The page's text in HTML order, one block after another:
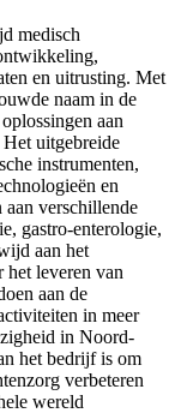
medisch
en uitrusting. Met
naam in de
aan
uitgebreide
instrumenten,
en
aan verschillende
gastro-enterologie,
aan het
het leveren van
aan de
in meer
in Noord-
het bedrijf is om
verbeteren
wereld